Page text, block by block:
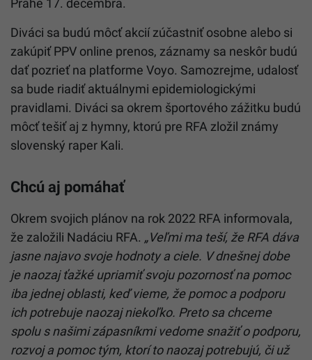
Prahe 17. decembra.
Diváci sa budú môcť akcií zúčastniť osobne alebo si
zakúpiť PPV online prenos, záznamy sa neskôr budú
dať pozrieť na platforme Voyo. Samozrejme, udalosť
sa bude riadiť aktuálnymi epidemiologickými
pravidlami. Diváci sa okrem športového zážitku budú
môcť tešiť aj z hymny, ktorú pre RFA zložil známy
slovenský raper Kali.
Chcú aj pomáhať
Okrem svojich plánov na rok 2022 RFA informovala,
že založili Nadáciu RFA. „Veľmi ma teší, že RFA dáva
jasne najavo svoje hodnoty a ciele. V dnešnej dobe
je naozaj ťažké upriamiť svoju pozornosť na pomoc
iba jednej oblasti, keď vieme, že pomoc a podporu
ich potrebuje naozaj niekoľko. Preto sa chceme
spolu s našimi zápasníkmi vedome snažiť o podporu,
rozvoj a pomoc tým, ktorí to naozaj potrebujú, či už